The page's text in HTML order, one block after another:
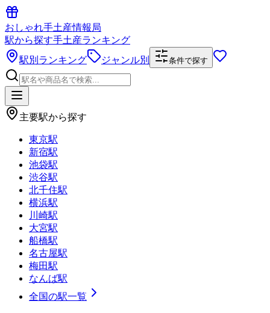
おしゃれ手土産情報局
駅から探す手土産ランキング
駅別ランキング
ジャンル別 条件で探す
主要駅から探す
東京駅
新宿駅
池袋駅
渋谷駅
北千住駅
横浜駅
川崎駅
大宮駅
船橋駅
名古屋駅
梅田駅
なんば駅
全国の駅一覧